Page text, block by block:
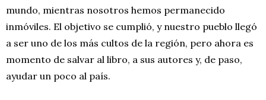
mundo, mientras nosotros hemos permanecido
inmóviles. El objetivo se cumplió, y nuestro pueblo llegó
a ser uno de los más cultos de la región, pero ahora es
momento de salvar al libro, a sus autores y, de paso,
ayudar un poco al país.